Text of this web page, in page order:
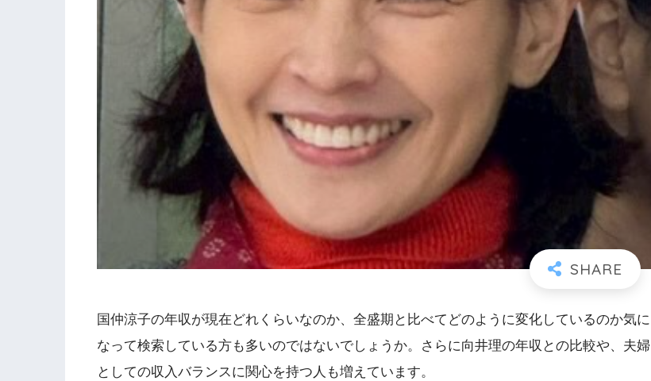
国仲涼子の年収が現在どれくらいなのか、全盛期と比べてどのように変化しているのか気に
なって検索している方も多いのではないでしょうか。さらに向井理の年収との比較や、夫婦
としての収入バランスに関心を持つ人も増えています。